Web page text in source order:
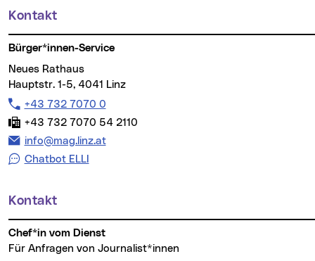
Weitere Informationen
Kontakt
Bürger*innen-Service
Neues Rathaus
Hauptstr. 1-5, 4041 Linz
Telefon:
+43 732 7070 0
Fax:
+43 732 7070 54 2110
E-Mail Adresse:
info@mag.linz.at
Chatbot ELLI
Kontakt
Chef*in vom Dienst
Für Anfragen von Journalist*innen